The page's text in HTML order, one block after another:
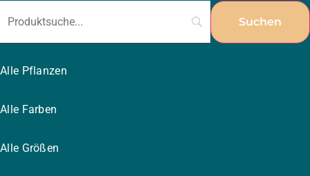
Alle Pflanzen
Alle Farben
Alle Größen